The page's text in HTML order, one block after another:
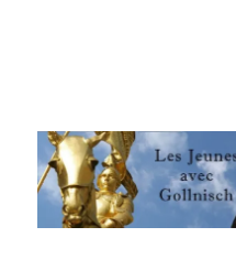
Les jeunes